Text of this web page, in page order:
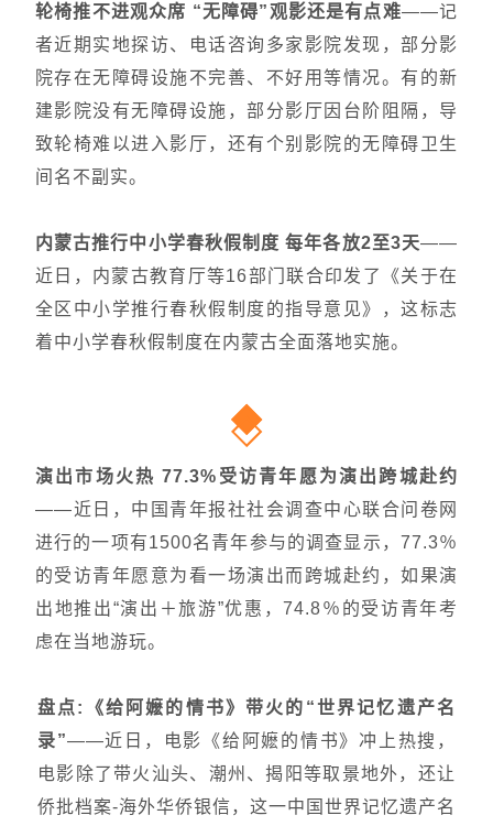
轮椅推不进观众席 “无障碍”观影还是有点难——记
者近期实地探访、电话咨询多家影院发现，部分影
院存在无障碍设施不完善、不好用等情况。有的新
建影院没有无障碍设施，部分影厅因台阶阻隔，导
致轮椅难以进入影厅，还有个别影院的无障碍卫生
间名不副实。
内蒙古推行中小学春秋假制度 每年各放2至3天——
近日，内蒙古教育厅等16部门联合印发了《关于在
全区中小学推行春秋假制度的指导意见》，这标志
着中小学春秋假制度在内蒙古全面落地实施。
演出市场火热 77.3%受访青年愿为演出跨城赴约
——近日，中国青年报社社会调查中心联合问卷网
进行的一项有1500名青年参与的调查显示，77.3％
的受访青年愿意为看一场演出而跨城赴约，如果演
出地推出“演出＋旅游”优惠，74.8％的受访青年考
虑在当地游玩。
盘点:《给阿嬷的情书》带火的“世界记忆遗产名
录”——近日，电影《给阿嬷的情书》冲上热搜，
电影除了带火汕头、潮州、揭阳等取景地外，还让
侨批档案-海外华侨银信，这一中国世界记忆遗产名